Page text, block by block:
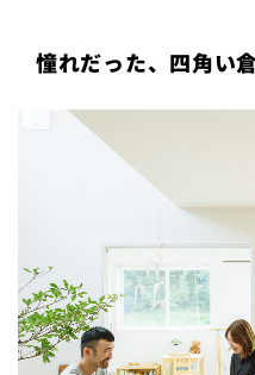
憧れだった、四角い